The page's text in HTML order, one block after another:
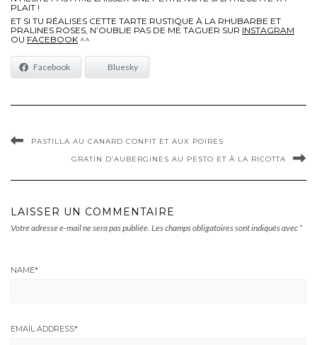
PLAIT !
ET SI TU RÉALISES CETTE TARTE RUSTIQUE À LA RHUBARBE ET
PRALINES ROSES, N’OUBLIE PAS DE ME TAGUER SUR INSTAGRAM
OU FACEBOOK ^^
Facebook Bluesky
PASTILLA AU CANARD CONFIT ET AUX POIRES
GRATIN D’AUBERGINES AU PESTO ET À LA RICOTTA
LAISSER UN COMMENTAIRE
Votre adresse e-mail ne sera pas publiée. Les champs obligatoires sont indiqués avec *
NAME*
EMAIL ADDRESS*